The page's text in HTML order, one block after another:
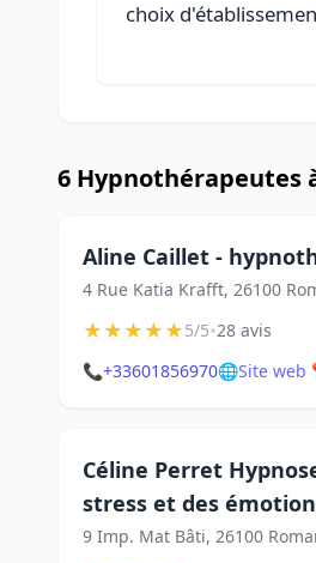
choix
6 Hypnothérapeutes
Aline Caillet -
4 Rue Katia Krafft, 26100
★★★★★5/5•28 avis
📞+33601856970🌐Site web
Céline Perret
stress et des
9 Imp. Mat Bâti, 26100